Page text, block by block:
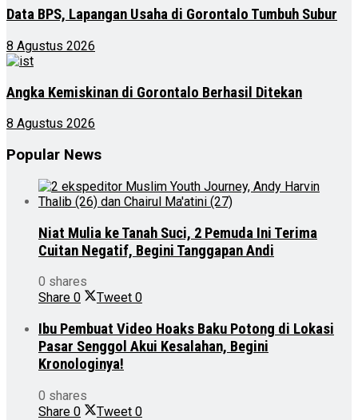
Data BPS, Lapangan Usaha di Gorontalo Tumbuh Subur
8 Agustus 2026
Angka Kemiskinan di Gorontalo Berhasil Ditekan
8 Agustus 2026
Popular News
Niat Mulia ke Tanah Suci, 2 Pemuda Ini Terima
Cuitan Negatif, Begini Tanggapan Andi
0 shares
Share 0 Tweet 0
Ibu Pembuat Video Hoaks Baku Potong di Lokasi
Pasar Senggol Akui Kesalahan, Begini
Kronologinya!
0 shares
Share 0 Tweet 0